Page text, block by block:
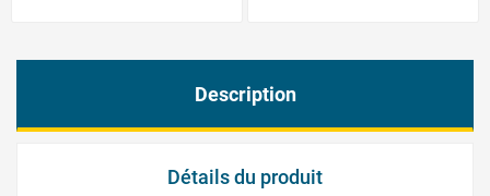
Description
Détails du produit